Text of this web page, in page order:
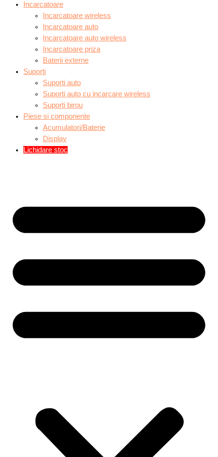
Incarcatoare
Incarcatoare wireless
Incarcatoare auto
Incarcatoare auto wireless
Incarcatoare priza
Baterii externe
Suporti
Suporti auto
Suporti auto cu incarcare wireless
Suporti birou
Piese si componente
Acumulatori/Baterie
Display
Lichidare stoc